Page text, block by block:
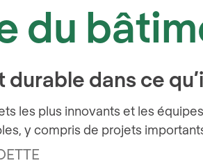
du
durable dans ce
les plus innovants et les
y compris de projets